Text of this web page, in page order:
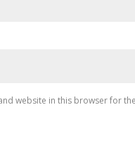
website in this browser for